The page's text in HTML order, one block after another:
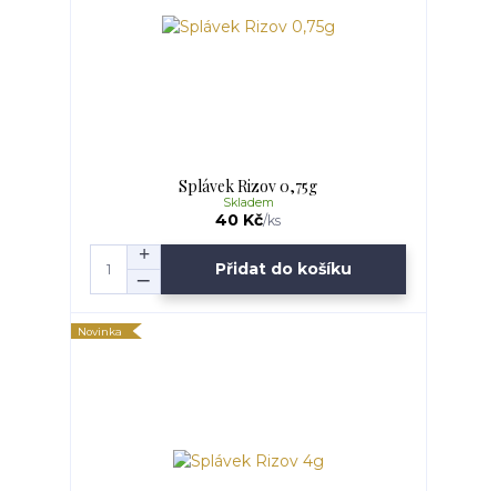
Splávek Rizov 0,75g
40 Kč/ks
Skladem
Přidat do košíku
Novinka